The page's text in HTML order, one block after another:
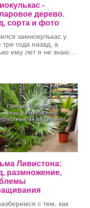
-
дерево.
сорта и фото
замиокулькас у
три года назад, а
ему лет я не знаю.
листок, я
и он больше
и сидел в одной
пока я его не отдала
(как он там себя
не знаю).
Ливистона:
размножение,
с тем, как